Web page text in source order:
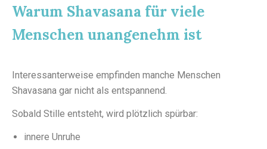
Warum Shavasana für viele
Menschen unangenehm ist
Interessanterweise empfinden manche Menschen
Shavasana gar nicht als entspannend.
Sobald Stille entsteht, wird plötzlich spürbar:
innere Unruhe